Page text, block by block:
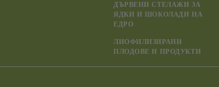
ДЪРВЕНИ СТЕЛАЖИ ЗА
ЯДКИ И ШОКОЛАДИ НА
ЕДРО
ЛИОФИЛИЗИРАНИ
ПЛОДОВЕ И ПРОДУКТИ